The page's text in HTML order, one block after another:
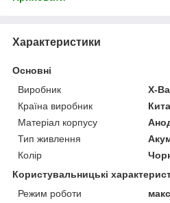
Характеристики
Основні
Виробник
X-
Країна виробник
Матеріал корпусу
Тип живлення
Колір
Користувальницькі
Режим роботи